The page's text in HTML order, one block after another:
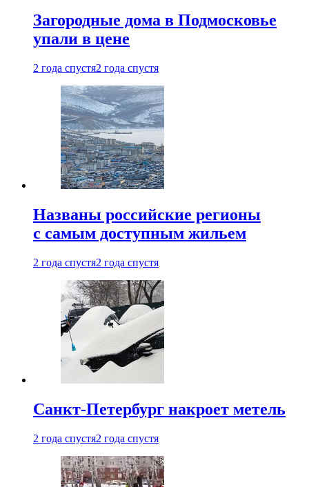
Загородные дома в Подмосковье
упали в цене
2 года спустя2 года спустя
Названы российские регионы
с самым доступным жильем
2 года спустя2 года спустя
Санкт-Петербург накроет метель
2 года спустя2 года спустя